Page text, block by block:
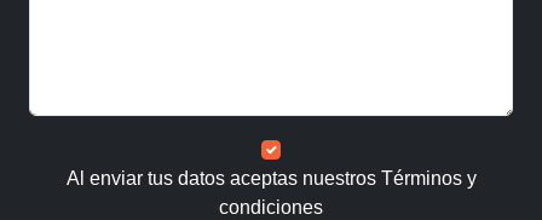
Al enviar tus datos aceptas nuestros Términos y
condiciones